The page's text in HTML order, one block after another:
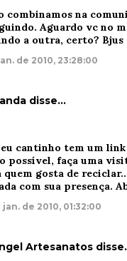
combinamos na
Aguardo vc no
a outra, certo? Bjus
de 2010, 23:28:00
disse…
cantinho tem um
possível, faça uma
quem gosta de
com sua presença.
jan. de 2010, 01:32:00
Artesanatos